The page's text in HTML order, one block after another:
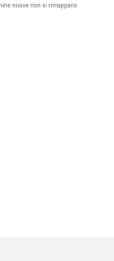
nuove non si rimappano